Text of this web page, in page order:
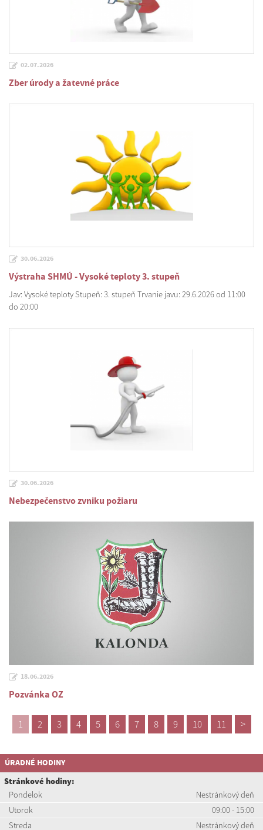
02.07.2026
Zber úrody a žatevné práce
30.06.2026
Výstraha SHMÚ - Vysoké teploty 3. stupeň
Jav: Vysoké teploty Stupeň: 3. stupeň Trvanie javu: 29.6.2026 od 11:00
do 20:00
30.06.2026
Nebezpečenstvo zvniku požiaru
18.06.2026
Pozvánka OZ
1 2 3 4 5 6 7 8 9 10 11 >
ÚRADNÉ HODINY
Stránkové hodiny:
Pondelok
Nestránkový deň
Utorok
09:00 - 15:00
Streda
Nestránkový deň